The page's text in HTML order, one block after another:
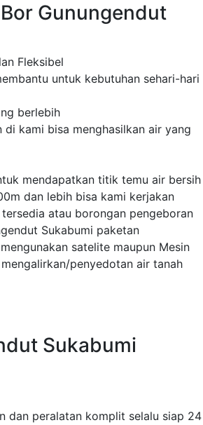
Gunungendut
Fleksibel
untuk kebutuhan sehari-hari
berlebih
kami bisa menghasilkan air yang
mendapatkan titik temu air bersih
dan lebih bisa kami kerjakan
atau borongan pengeboran
Sukabumi paketan
satelite maupun Mesin
penyedotan air tanah
Sukabumi
dan peralatan komplit selalu siap 24